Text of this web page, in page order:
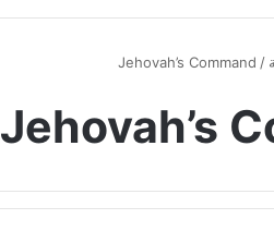
عن
المظلم
/
Jehovah’s Command
Jehovah’s